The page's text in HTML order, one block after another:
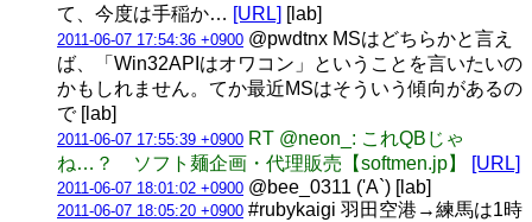
て、今度は手稲か… [URL] [lab]
2011-06-07 17:54:36 +0900 @pwdtnx MSはどちらかと言え
ば、「Win32APIはオワコン」ということを言いたいの
かもしれません。てか最近MSはそういう傾向があるの
で [lab]
2011-06-07 17:55:39 +0900 RT @neon_: これQBじゃ
ね…？ ソフト麺企画・代理販売【softmen.jp】
[URL]
2011-06-07 18:01:02 +0900 @bee_0311 ('A`) [lab]
2011-06-07 18:05:20 +0900 #rubykaigi 羽田空港→練馬は1時